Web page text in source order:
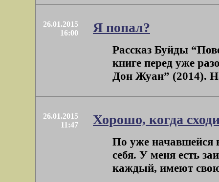
26.01.2015
16:00
Я попал?
Рассказ Буйды
книге перед уже
Дон Жуан” (2014).
26.01.2015
11:47
Хорошо, когда
По уже начавшейся
себя. У меня есть
каждый, имеют